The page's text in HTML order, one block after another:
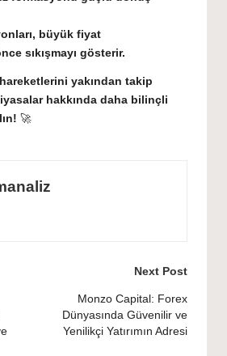
büyük fiyat
sıkışmayı gösterir.
yakından takip
hakkında daha bilinçli
🚀
Next Post
Monzo Capital: Forex
Dünyasında Güvenilir ve
Yenilikçi Yatırımın Adresi